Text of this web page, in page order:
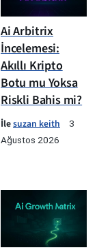
Ai Arbitrix
İncelemesi:
Akıllı Kripto
Botu mu Yoksa
Riskli Bahis mi?
İlesuzan keith
3
Ağustos 2026